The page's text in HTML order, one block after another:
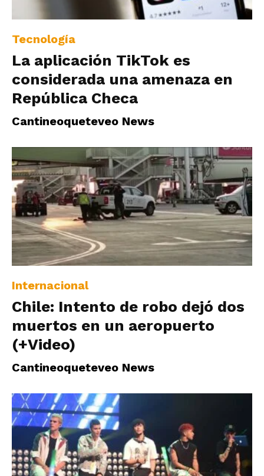
Tecnología
La aplicación TikTok es
considerada una amenaza en
República Checa
Cantineoqueteveo News
Internacional
Chile: Intento de robo dejó dos
muertos en un aeropuerto
(+Video)
Cantineoqueteveo News